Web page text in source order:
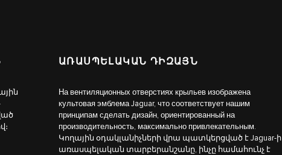
ԱՌԱՍՊԵԼԱԿԱՆ ԴԻԶԱՅՆ
На вентиляционных отверстиях крыльев изображена
культовая эмблема Jaguar, что соответствует нашим
принципам сделать дизайн, ориентированный на
производительность, максимально привлекательным.
Կողային օդակլանիչների վրա պատկերցված է Jaguar-ի
առասպելական տարբերանշանը, ինչը համահունչ է